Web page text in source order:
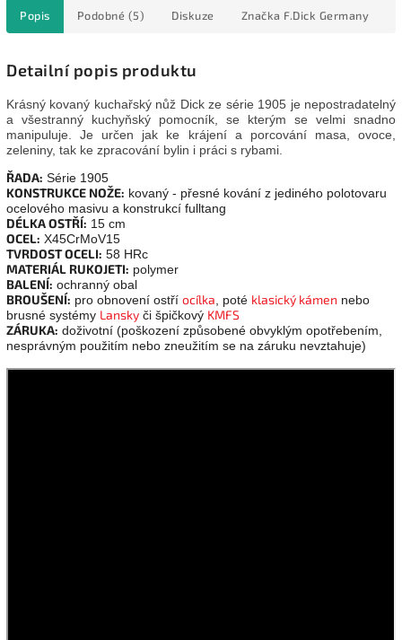
Popis Podobné (5) Diskuze Značka F.Dick Germany
Detailní popis produktu
Krásný kovaný kuchařský nůž Dick ze série 1905 je nepostradatelný
a všestranný kuchyňský pomocník, se kterým se velmi snadno
manipuluje. Je určen jak ke krájení a porcování masa, ovoce,
zeleniny, tak ke zpracování bylin i práci s rybami.
ŘADA: Série 1905
KONSTRUKCE NOŽE: kovaný - přesné kování z jediného polotovaru
ocelového masivu a konstrukcí fulltang
DÉLKA OSTŘÍ: 15 cm
OCEL: X45CrMoV15
TVRDOST OCELI: 58 HRc
MATERIÁL RUKOJETI: polymer
BALENÍ: ochranný obal
BROUŠENÍ: pro obnovení ostří ocílka , poté klasický kámen nebo
brusné systémy Lansky či špičkový KMFS
ZÁRUKA: doživotní (poškození způsobené obvyklým opotřebením,
nesprávným použitím nebo zneužitím se na záruku nevztahuje)